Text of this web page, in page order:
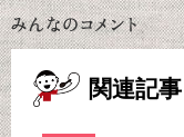
関連記事